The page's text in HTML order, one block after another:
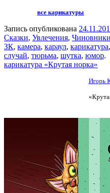
все карикатуры
Запись опубликована
Сказки, Увлечения, Чиновники
ЗК, камера, караул, карикатура,
случай, тюрьма, шутка, юмор.
карикатура «Крутая норка»
Игорь